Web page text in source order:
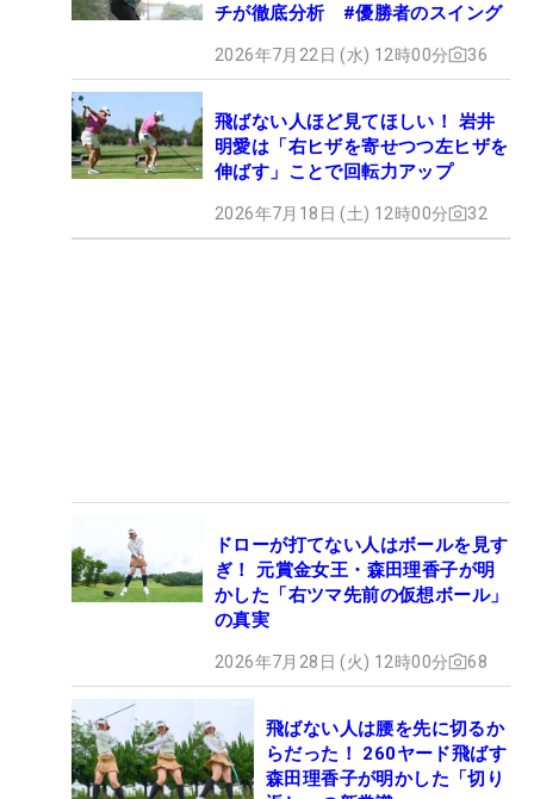
チが徹底分析 #優勝者のスイング
2026年7月22日 (水) 12時00分 36
飛ばない人ほど見てほしい！ 岩井
明愛は「右ヒザを寄せつつ左ヒザを
伸ばす」ことで回転力アップ
2026年7月18日 (土) 12時00分 32
ドローが打てない人はボールを見す
ぎ！ 元賞金女王・森田理香子が明
かした「右ツマ先前の仮想ボール」
の真実
2026年7月28日 (火) 12時00分 68
飛ばない人は腰を先に切るか
らだった！ 260ヤード飛ばす
森田理香子が明かした「切り